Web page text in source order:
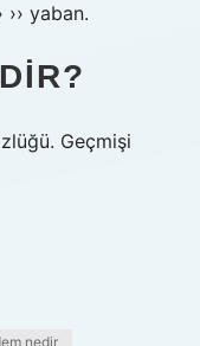
›› yaban.
Geçmişi
nedir